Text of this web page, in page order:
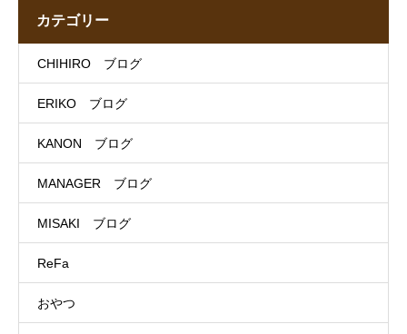
カテゴリー
CHIHIRO ブログ
ERIKO ブログ
KANON ブログ
MANAGER ブログ
MISAKI ブログ
ReFa
おやつ